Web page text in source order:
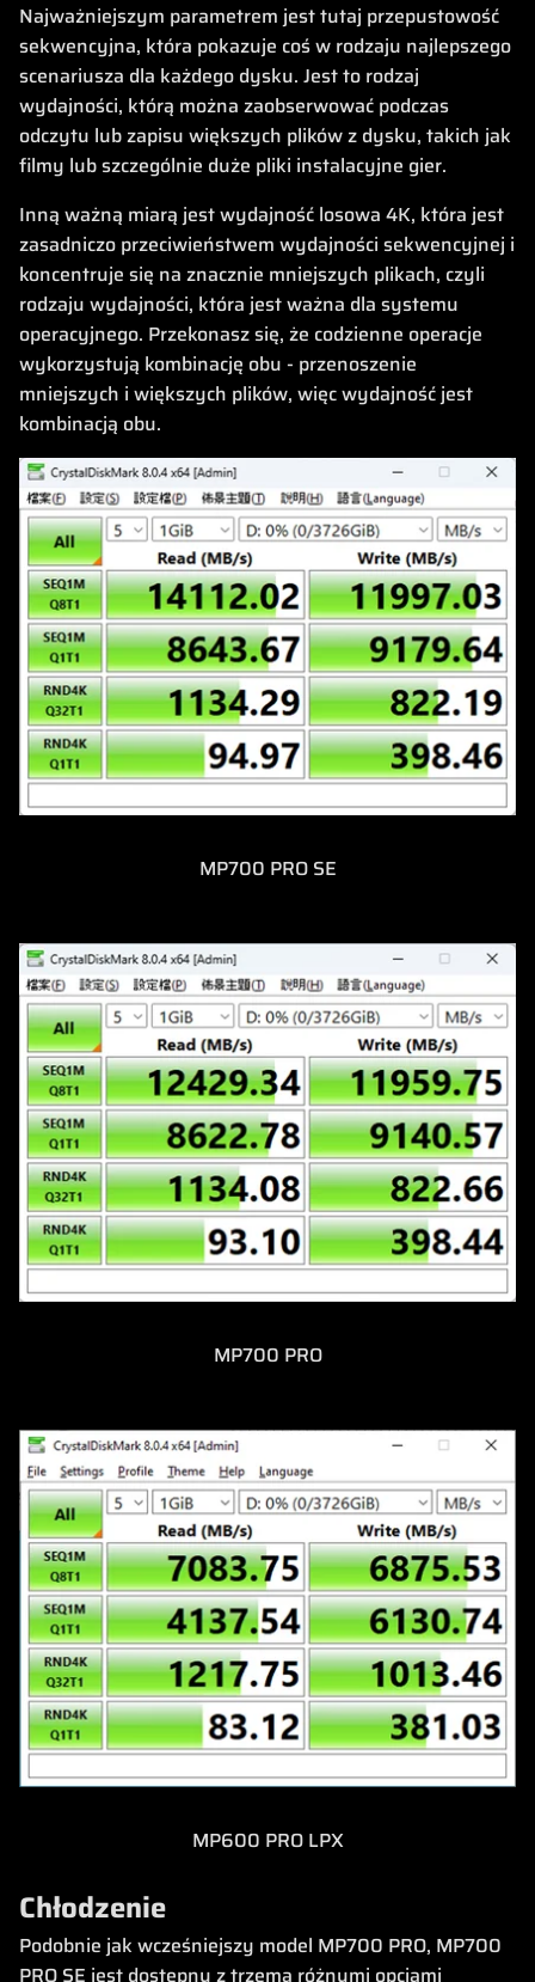
Najważniejszym parametrem jest tutaj przepustowość
sekwencyjna, która pokazuje coś w rodzaju najlepszego
scenariusza dla każdego dysku. Jest to rodzaj
wydajności, którą można zaobserwować podczas
odczytu lub zapisu większych plików z dysku, takich jak
filmy lub szczególnie duże pliki instalacyjne gier.
Inną ważną miarą jest wydajność losowa 4K, która jest
zasadniczo przeciwieństwem wydajności sekwencyjnej i
koncentruje się na znacznie mniejszych plikach, czyli
rodzaju wydajności, która jest ważna dla systemu
operacyjnego. Przekonasz się, że codzienne operacje
wykorzystują kombinację obu - przenoszenie
mniejszych i większych plików, więc wydajność jest
kombinacją obu.
MP700 PRO SE
MP700 PRO
MP600 PRO LPX
Chłodzenie
Podobnie jak wcześniejszy model MP700 PRO, MP700
PRO SE jest dostępny z trzema różnymi opcjami